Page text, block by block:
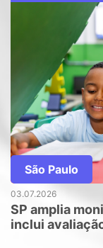
São Paulo
03.07.2026
SP amplia
inclui